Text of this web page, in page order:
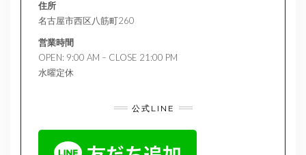
住所
名古屋市西区八筋町260
営業時間
OPEN: 9:00 AM – CLOSE 21:00 PM
水曜定休
公式LINE